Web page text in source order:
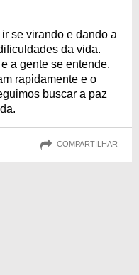
se virando e dando a
da vida.
a gente se entende.
rapidamente e o
buscar a paz
COMPARTILHAR